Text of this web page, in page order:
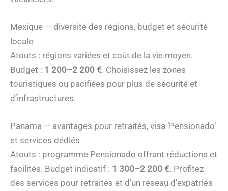
Mexique — diversité des régions, budget et sécurité
locale
Atouts : régions variées et coût de la vie moyen.
Budget : 1 200–2 200 €. Choisissez les zones
touristiques ou pacifiées pour plus de sécurité et
d’infrastructures.
Panama — avantages pour retraités, visa ‘Pensionado’
et services dédiés
Atouts : programme Pensionado offrant réductions et
facilités. Budget indicatif : 1 300–2 200 €. Profitez
des services pour retraités et d’un réseau d’expatriés